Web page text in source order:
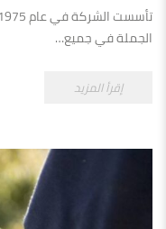
الجملة في جميع…
إقرأ المزيد